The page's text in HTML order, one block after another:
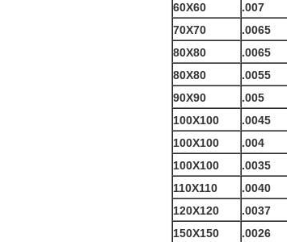
60X60
.007
70X70
.0065
80X80
.0065
80X80
.0055
90X90
.005
100X100
.0045
100X100
.004
100X100
.0035
110X110
.0040
120X120
.0037
150X150
.0026